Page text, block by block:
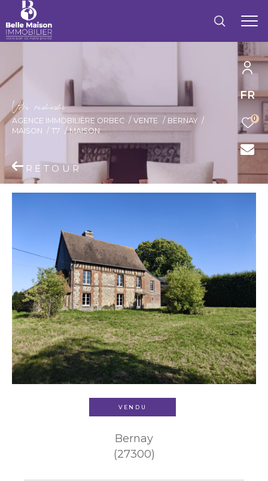
FR
0
Vore recece
AGENCE IMMOBILIÈRE ORBEC VENTE
BERNAY
MAISON
T7 MAISON
RETOUR
VENDU
Bernay
(27300)